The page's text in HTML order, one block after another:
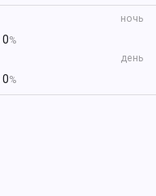
ночь
0%
день
0%